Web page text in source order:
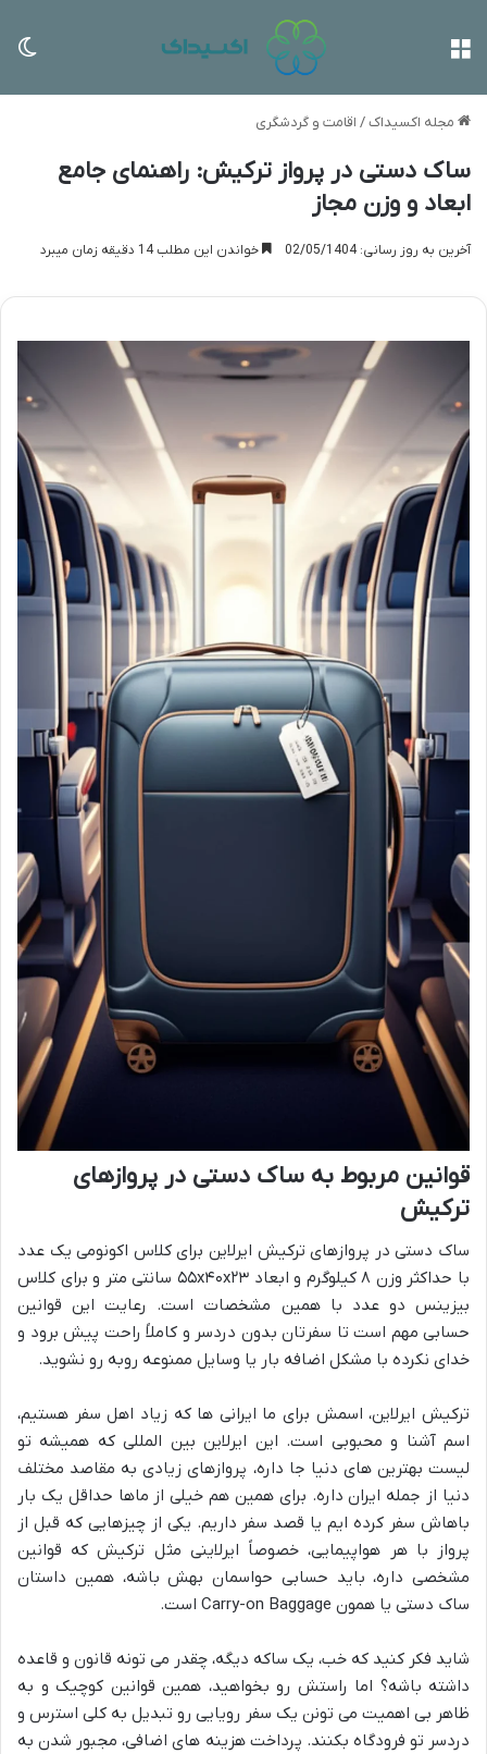
مجله اکسیداک/ اقامت و گردشگری
ساک دستی در پرواز ترکیش: راهنمای جامع
ابعاد و وزن مجاز
آخرین به روز رسانی: 02/05/1404 خواندن این مطلب 14 دقیقه زمان میبرد
قوانین مربوط به ساک دستی در پروازهای
ترکیش
ساک دستی در پروازهای ترکیش ایرلاین برای کلاس اکونومی یک عدد
با حداکثر وزن ۸ کیلوگرم و ابعاد ۵۵x۴۰x۲۳ سانتی متر و برای کلاس
بیزینس دو عدد با همین مشخصات است. رعایت این قوانین
حسابی مهم است تا سفرتان بدون دردسر و کاملاً راحت پیش برود و
خدای نکرده با مشکل اضافه بار یا وسایل ممنوعه روبه رو نشوید.
ترکیش ایرلاین، اسمش برای ما ایرانی ها که زیاد اهل سفر هستیم،
اسم آشنا و محبوبی است. این ایرلاین بین المللی که همیشه تو
لیست بهترین های دنیا جا داره، پروازهای زیادی به مقاصد مختلف
دنیا از جمله ایران داره. برای همین هم خیلی از ماها حداقل یک بار
باهاش سفر کرده ایم یا قصد سفر داریم. یکی از چیزهایی که قبل از
پرواز با هر هواپیمایی، خصوصاً ایرلاینی مثل ترکیش که قوانین
مشخصی داره، باید حسابی حواسمان بهش باشه، همین داستان
ساک دستی یا همون Carry-on Baggage است.
شاید فکر کنید که خب، یک ساکه دیگه، چقدر می تونه قانون و قاعده
داشته باشه؟ اما راستش رو بخواهید، همین قوانین کوچیک و به
ظاهر بی اهمیت می تونن یک سفر رویایی رو تبدیل به کلی استرس و
دردسر تو فرودگاه بکنند. پرداخت هزینه های اضافی، مجبور شدن به